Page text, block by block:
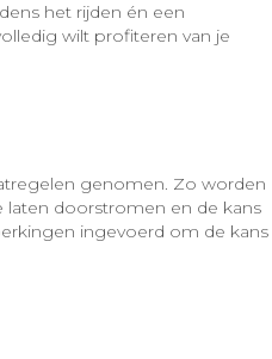
het rijden én een
wilt profiteren van je
genomen. Zo worden
doorstromen en de kans
ingevoerd om de kans